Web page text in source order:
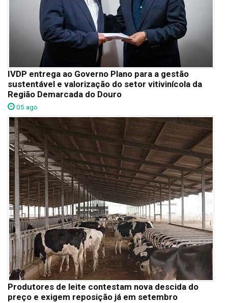
IVDP entrega ao Governo Plano para a gestão
sustentável e valorização do setor vitivinícola da
Região Demarcada do Douro
05 ago
Produtores de leite contestam nova descida do
preço e exigem reposição já em setembro